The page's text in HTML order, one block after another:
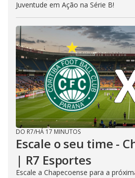
Juventude em Ação na Série B!
DO R7/HÁ 17 MINUTOS
Escale o seu time -
| R7 Esportes
Escale a Chapecoense para a